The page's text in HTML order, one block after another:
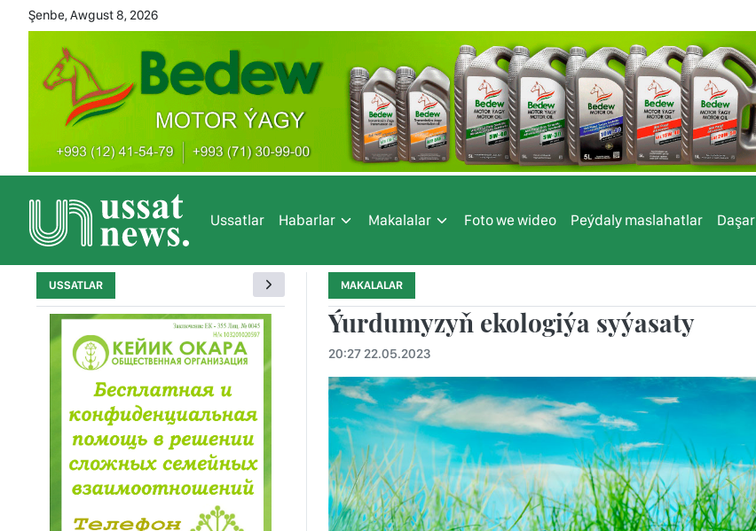
Şenbe, Awgust 8, 2026
Ussatlar Habarlar Makalalar Foto we wideo Peýdaly maslahatlar
MAKALALAR
Ýurdumyzyň ekologiýa syýasaty
20:27 22.05.2023
USSATLAR